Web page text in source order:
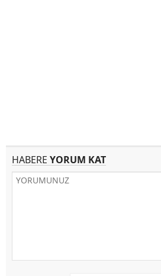
HABERE YORUM KAT